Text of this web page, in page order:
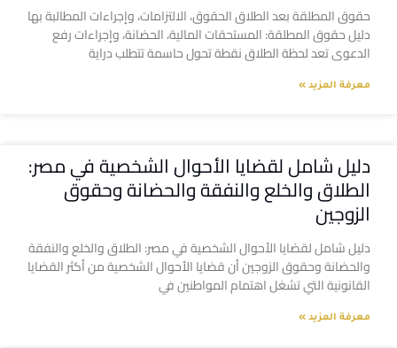
حقوق المطلقة بعد الطلاق الحقوق، الالتزامات، وإجراءات المطالبة بها
دليل حقوق المطلقة: المستحقات المالية، الحضانة، وإجراءات رفع
الدعوى تعد لحظة الطلاق نقطة تحول حاسمة تتطلب دراية
معرفة المزيد »
دليل شامل لقضايا الأحوال الشخصية في مصر:
الطلاق والخلع والنفقة والحضانة وحقوق
الزوجين
دليل شامل لقضايا الأحوال الشخصية في مصر: الطلاق والخلع والنفقة
والحضانة وحقوق الزوجين أن قضايا الأحوال الشخصية من أكثر القضايا
القانونية التي تشغل اهتمام المواطنين في
معرفة المزيد »